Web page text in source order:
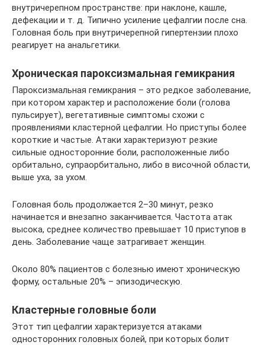
внутричерепном пространстве: при наклоне, кашле,
дефекации и т. д. Типично усиление цефалгии после сна.
Головная боль при внутричерепной гипертензии плохо
реагирует на анальгетики.
Хроническая пароксизмальная гемикрания
Пароксизмальная гемикрания – это редкое заболевание,
при котором характер и расположение боли (голова
пульсирует), вегетативные симптомы схожи с
проявлениями кластерной цефалгии. Но приступы более
короткие и частые. Атаки характеризуют резкие
сильные односторонние боли, расположенные либо
орбитально, супраорбитально, либо в височной области,
выше уха, за ухом.
Головная боль продолжается 2–30 минут, резко
начинается и внезапно заканчивается. Частота атак
высока, среднее количество превышает 10 приступов в
день. Заболевание чаще затрагивает женщин.
Около 80% пациентов с болезнью имеют хроническую
форму, остальные 20% – эпизодическую.
Кластерные головные боли
Этот тип цефалгии характеризуется атаками
односторонних головных болей, при которых болит